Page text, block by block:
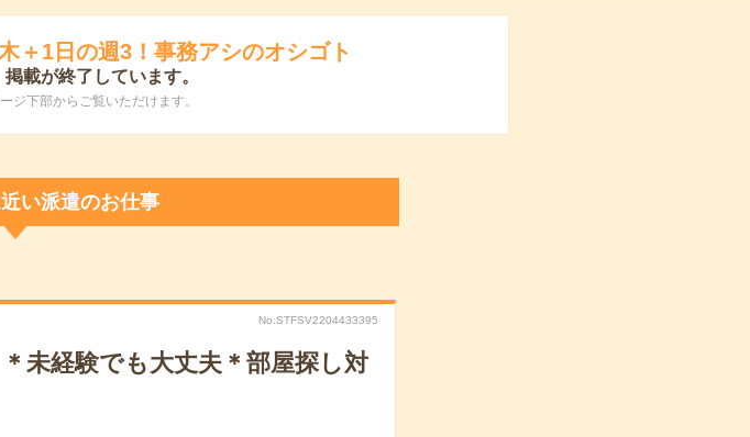
＋1日の週3！事務アシのオシゴト
載が終了しています。
ジ下部からご覧いただけます。
い派遣のお仕事
No.STFSV2204433395
未経験でも大丈夫＊部屋探し対